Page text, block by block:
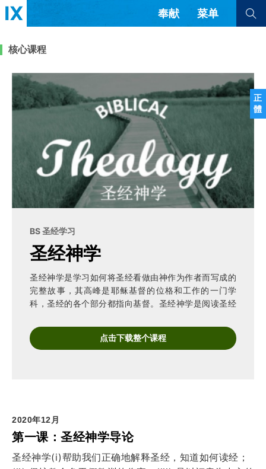
正
體
奉献 菜单
文章 问答
来信
教会带领 解经式讲道与神学
福音传讲与宣教 成员制与教会纪律
查看全部
查看全部
隐私条款
简体中文 正體中文
英语
西班牙语
葡萄牙语
俄语
乌兹别克语
达里语
波斯语
越南语
韩语
阿尔巴尼亚语
核心课程
BS 圣经学习
圣经神学
圣经神学是学习如何将圣经看做由神作为作者而写成的
完整故事，其高峰是耶稣基督的位格和工作的一门学
科，圣经的各个部分都指向基督。圣经神学是阅读圣经
点击下载整个课程
2020年12月
第一课：圣经神学导论
圣经神学(i)帮助我们正确地解释圣经，知道如何读经；